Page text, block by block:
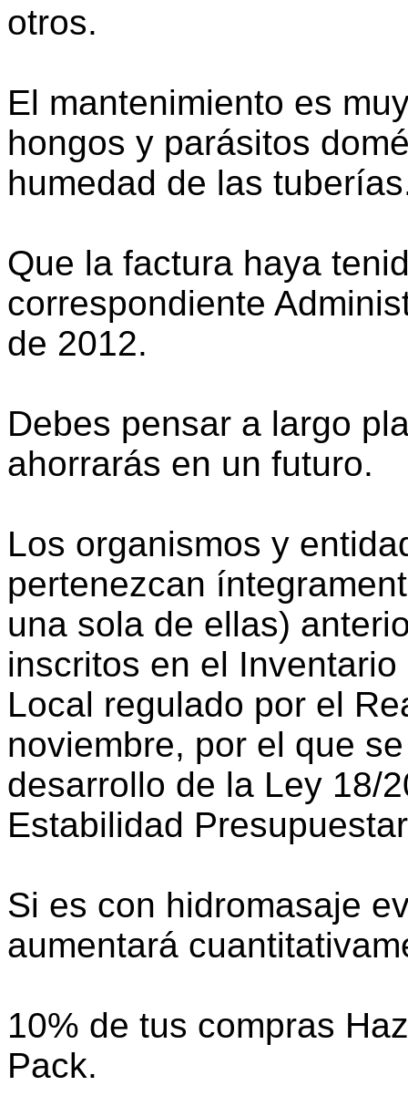
otros.
El mantenimiento es
hongos y parásitos
humedad de las
Que la factura haya
correspondiente
de 2012.
Debes pensar a largo
ahorrarás en un futuro.
Los organismos y
pertenezcan
una sola de ellas)
inscritos en el
Local regulado por el
noviembre, por el que
desarrollo de la Ley 18/
Estabilidad
Si es con hidromasaje
aumentará
10% de tus compras
Pack.